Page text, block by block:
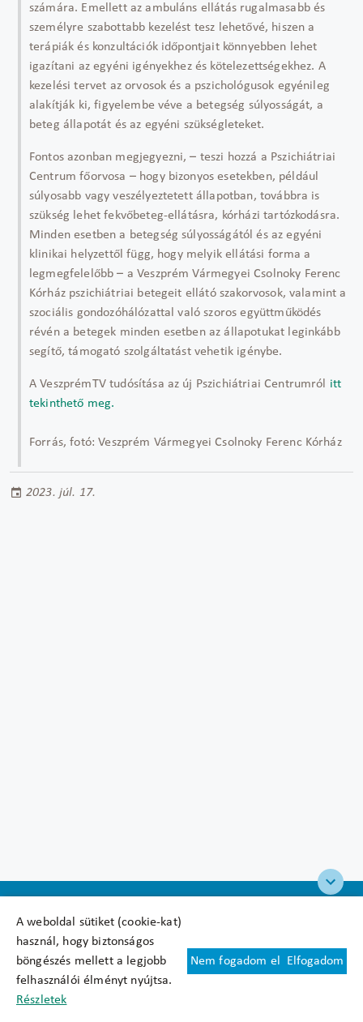
A weboldal sütiket (cookie-kat)
használ, hogy biztonságos
böngészés mellett a legjobb
felhasználói élményt nyújtsa.
Részletek
Nem fogadom el Elfogadom
számára. Emellett az ambuláns ellátás rugalmasabb és
személyre szabottabb kezelést tesz lehetővé, hiszen a
terápiák és konzultációk időpontjait könnyebben lehet
igazítani az egyéni igényekhez és kötelezettségekhez. A
kezelési tervet az orvosok és a pszichológusok egyénileg
alakítják ki, figyelembe véve a betegség súlyosságát, a
beteg állapotát és az egyéni szükségleteket.
Fontos azonban megjegyezni, – teszi hozzá a Pszichiátriai
Centrum főorvosa – hogy bizonyos esetekben, például
súlyosabb vagy veszélyeztetett állapotban, továbbra is
szükség lehet fekvőbeteg-ellátásra, kórházi tartózkodásra.
Minden esetben a betegség súlyosságától és az egyéni
klinikai helyzettől függ, hogy melyik ellátási forma a
legmegfelelőbb – a Veszprém Vármegyei Csolnoky Ferenc
Kórház pszichiátriai betegeit ellátó szakorvosok, valamint a
szociális gondozóhálózattal való szoros együttműködés
révén a betegek minden esetben az állapotukat leginkább
segítő, támogató szolgáltatást vehetik igénybe.
A VeszprémTV tudósítása az új Pszichiátriai Centrumról itt
tekinthető meg.
Forrás, fotó: Veszprém Vármegyei Csolnoky Ferenc Kórház
2023. júl. 17.
Felhasználási feltételek